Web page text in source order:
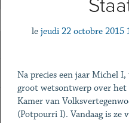
le jeudi 22 octobre 2015
Na precies een jaar Michel
groot wetsontwerp over het
Kamer van
(Potpourri I). Vandaag is ze